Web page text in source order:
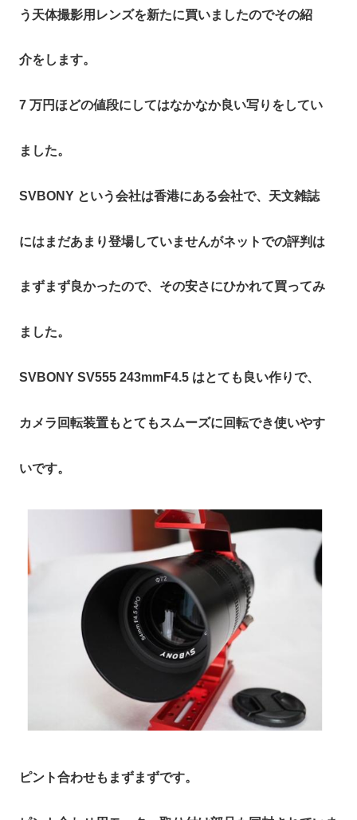
う天体撮影用レンズを新たに買いましたのでその紹
介をします。
7 万円ほどの値段にしてはなかなか良い写りをしてい
ました。
SVBONY という会社は香港にある会社で、天文雑誌
にはまだあまり登場していませんがネットでの評判は
まずまず良かったので、その安さにひかれて買ってみ
ました。
SVBONY SV555 243mmF4.5 はとても良い作りで、
カメラ回転装置もとてもスムーズに回転でき使いやす
いです。
ピント合わせもまずまずです。